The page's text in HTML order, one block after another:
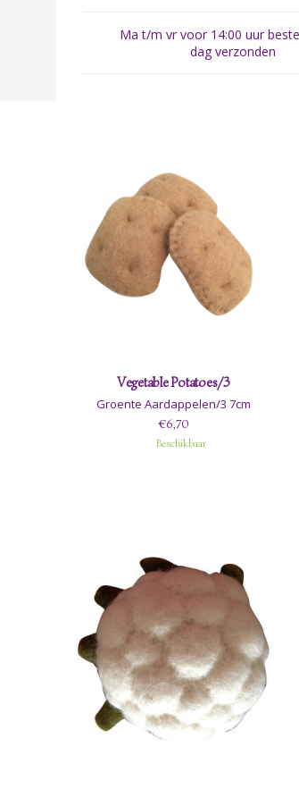
Ma t/m vr voor 14:00 uur
dag verzonden
Vegetable Potatoes/3
Groente Aardappelen/3 7cm
€6,70
Beschikbaar